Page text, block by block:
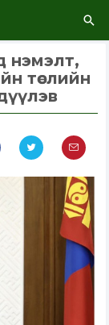
нэмэлт,
төслийн